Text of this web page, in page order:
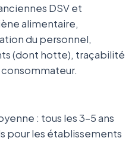
DSV et
alimentaire,
du personnel,
(dont hotte), traçabilité
: tous les 3-5 ans
pour les établissements